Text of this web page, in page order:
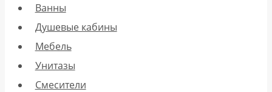
Ванны
Душевые кабины
Мебель
Унитазы
Смесители